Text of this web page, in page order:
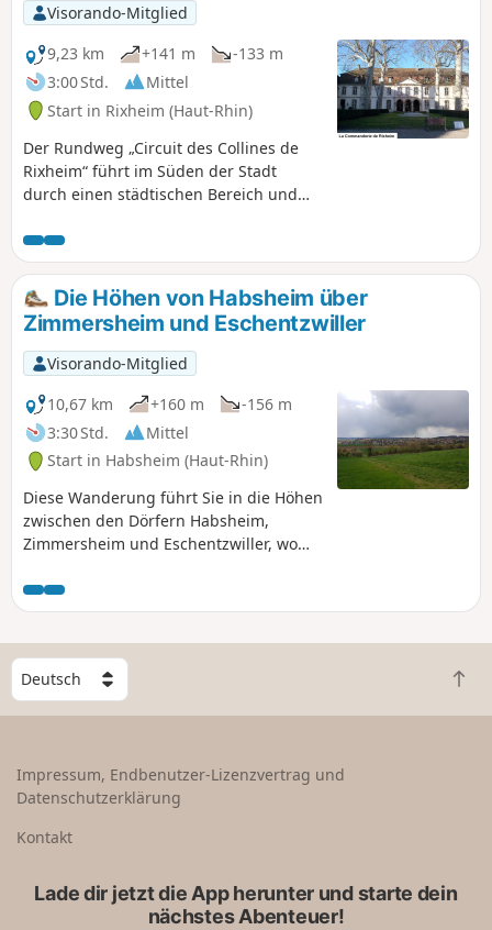
Visorando-Mitglied
9,23 km
+141 m
-133 m
3:00 Std.
Mittel
Start in Rixheim (Haut-Rhin)
Der Rundweg „Circuit des Collines de
Rixheim“ führt im Süden der Stadt
durch einen städtischen Bereich und
Obstgärten auf den Anhöhen, die die
elsässische Ebene überragen, und
bietet schöne Ausblicke auf den Hardter
Wald, den Schwarzwald, das Jura, die
Vogesen und bei klarem Wetter auf die
Gipfel der Schweizer Alpen. Die
gesamte Route ist vom Club-Vosgien mit
dem „Roten Ring“ markiert.
Die Höhen von Habsheim über
Zimmersheim und Eschentzwiller
Visorando-Mitglied
10,67 km
+160 m
-156 m
3:30 Std.
Mittel
Start in Habsheim (Haut-Rhin)
Diese Wanderung führt Sie in die Höhen
zwischen den Dörfern Habsheim,
Zimmersheim und Eschentzwiller, wo
mit kurzen Abstechern in die
charmanten Wohnsiedlungen dieser
W
ä
h
e
n
Z
u
Impressum, Endbenutzer-Lizenzvertrag und
Datenschutzerklärung
Kontakt
Lade dir jetzt die App herunter und starte dein
nächstes Abenteuer!